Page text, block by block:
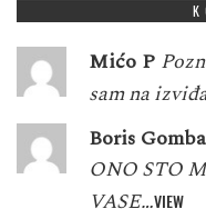
Mićo P
sam na
Boris
ONO STO
VASE…VIEW